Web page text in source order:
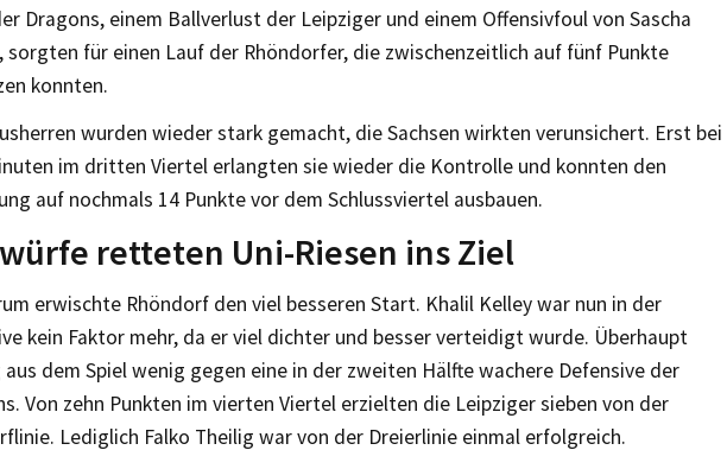
Dragons, einem Ballverlust der Leipziger und einem Offensivfoul von Sascha
sorgten für einen Lauf der Rhöndorfer, die zwischenzeitlich auf fünf Punkte
konnten.
wurden wieder stark gemacht, die Sachsen wirkten verunsichert. Erst bei
im dritten Viertel erlangten sie wieder die Kontrolle und konnten den
auf nochmals 14 Punkte vor dem Schlussviertel ausbauen.
retteten Uni-Riesen ins Ziel
erwischte Rhöndorf den viel besseren Start. Khalil Kelley war nun in der
kein Faktor mehr, da er viel dichter und besser verteidigt wurde. Überhaupt
aus dem Spiel wenig gegen eine in der zweiten Hälfte wachere Defensive der
Von zehn Punkten im vierten Viertel erzielten die Leipziger sieben von der
Lediglich Falko Theilig war von der Dreierlinie einmal erfolgreich.